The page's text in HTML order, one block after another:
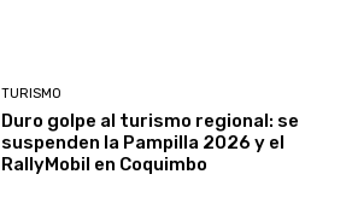
TURISMO
Duro golpe al turismo regional: se
suspenden la Pampilla 2026 y el
RallyMobil en Coquimbo